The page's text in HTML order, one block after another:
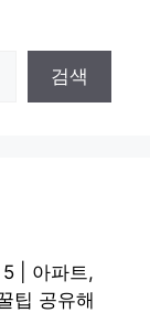
검색
| 아파트,
팁 공유해